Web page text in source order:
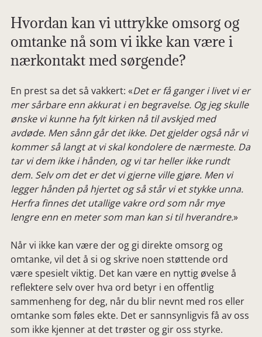
Hvordan kan vi uttrykke omsorg og
omtanke nå som vi ikke kan være i
nærkontakt med sørgende?
En prest sa det så vakkert: «Det er få ganger i livet vi er
mer sårbare enn akkurat i en begravelse. Og jeg skulle
ønske vi kunne ha fylt kirken nå til avskjed med
avdøde. Men sånn går det ikke. Det gjelder også når vi
kommer så langt at vi skal kondolere de nærmeste. Da
tar vi dem ikke i hånden, og vi tar heller ikke rundt
dem. Selv om det er det vi gjerne ville gjøre. Men vi
legger hånden på hjertet og så står vi et stykke unna.
Herfra finnes det utallige vakre ord som når mye
lengre enn en meter som man kan si til hverandre.»
Når vi ikke kan være der og gi direkte omsorg og
omtanke, vil det å si og skrive noen støttende ord
være spesielt viktig. Det kan være en nyttig øvelse å
reflektere selv over hva ord betyr i en offentlig
sammenheng for deg, når du blir nevnt med ros eller
omtanke som føles ekte. Det er sannsynligvis få av oss
som ikke kjenner at det trøster og gir oss styrke.